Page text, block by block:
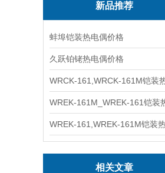
新品推荐
蚌埠铠装热电偶价格
久跃铂铑热电偶价格
相关文章